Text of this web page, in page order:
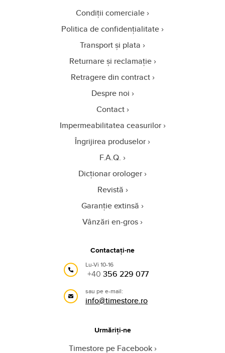
Condiții comerciale
Politica de confidențialitate
Transport și plata
Returnare și reclamație
Retragere din contract
Despre noi
Contact
Impermeabilitatea ceasurilor
Îngrijirea produselor
F.A.Q.
Dicționar orologer
Revistă
Garanție extinsă
Vânzări en-gros
Contactați-ne
Lu-Vi 10-16
+40 356 229 077
sau pe e-mail:
info@timestore.ro
Urmăriți-ne
Timestore pe Facebook